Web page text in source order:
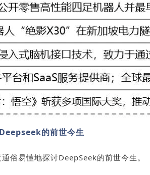
Deepseek的前世今生
俗易懂地探讨DeepSeek的前世今生。